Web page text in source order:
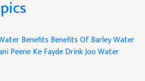
Benefits Benefits Of Barley Water
Peene Ke FaydeDrink Joo Water